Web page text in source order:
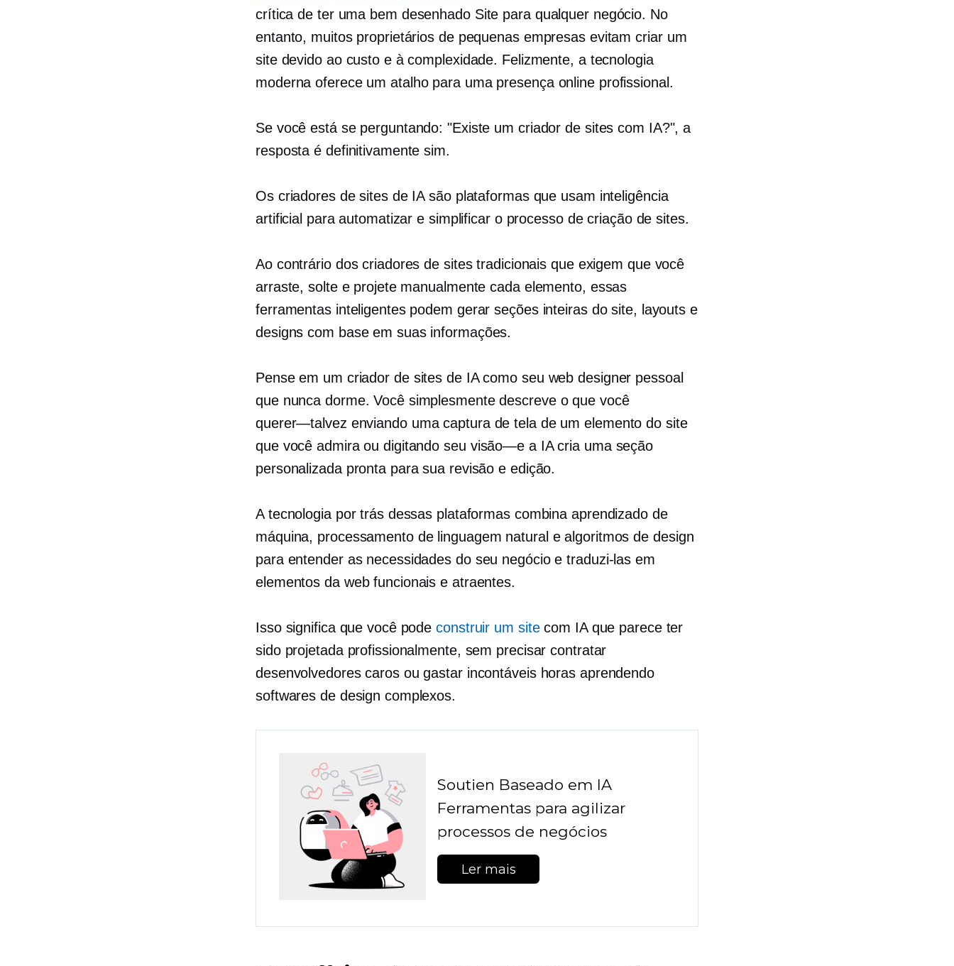
crítica de ter uma bem desenhadoSite para qualquer negócio. No
entanto, muitos proprietários de pequenas empresas evitam criar um
site devido ao custo e à complexidade. Felizmente, a tecnologia
moderna oferece um atalho para uma presença online profissional.
Se você está se perguntando: "Existe um criador de sites com IA?", a
resposta é definitivamente sim.
Os criadores de sites de IA são plataformas que usam inteligência
artificial para automatizar e simplificar o processo de criação de sites.
Ao contrário dos criadores de sites tradicionais que exigem que você
arraste, solte e projete manualmente cada elemento, essas
ferramentas inteligentes podem gerar seções inteiras do site, layouts e
designs com base em suas informações.
Pense em um criador de sites de IA como seu web designer pessoal
que nunca dorme. Você simplesmente descreve o que você
querer—talvez enviando uma captura de tela de um elemento do site
que você admira ou digitando seu visão—e a IA cria uma seção
personalizada pronta para sua revisão e edição.
A tecnologia por trás dessas plataformas combina aprendizado de
máquina, processamento de linguagem natural e algoritmos de design
para entender as necessidades do seu negócio e traduzi-las em
elementos da web funcionais e atraentes.
Isso significa que você podeconstruir um sitecom IA que parece ter
sido projetada profissionalmente, sem precisar contratar
desenvolvedores caros ou gastar incontáveis horas aprendendo
softwares de design complexos.
Soutien Baseado em IA
Ferramentas para agilizar
processos de negócios
Ler mais